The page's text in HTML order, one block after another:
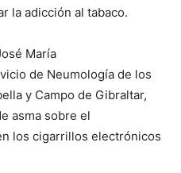
la adicción al tabaco.
María
de Neumología de los
y Campo de Gibraltar,
asma sobre el
los cigarrillos electrónicos